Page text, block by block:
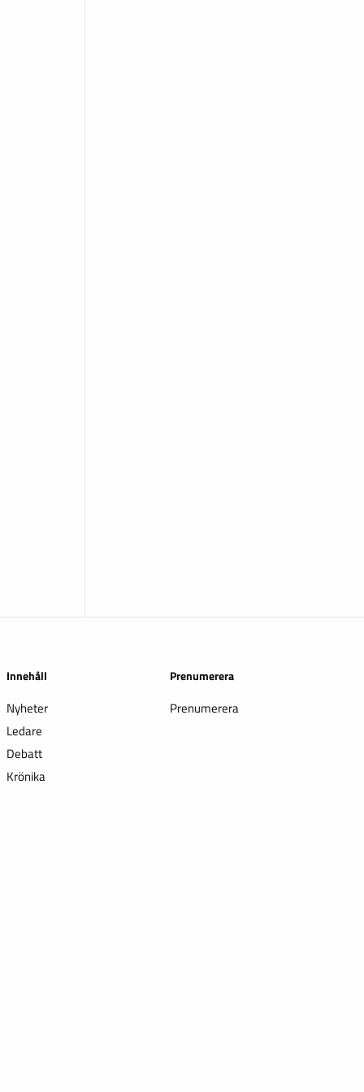
Innehåll
Nyheter
Ledare
Debatt
Krönika
Prenumerera
Prenumerera